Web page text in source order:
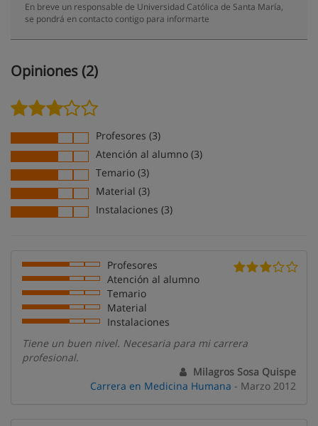
En breve un responsable de Universidad Católica de Santa María,
se pondrá en contacto contigo para informarte
Opiniones (2)
Profesores (3)
Atención al alumno (3)
Temario (3)
Material (3)
Instalaciones (3)
Profesores
Atención al alumno
Temario
Material
Instalaciones
Tiene un buen nivel. Necesaria para mi carrera
profesional.
Milagros Sosa Quispe
Carrera en Medicina Humana - Marzo 2012